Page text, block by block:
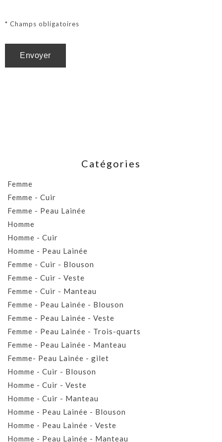
* Champs obligatoires
Catégories
Femme
Femme - Cuir
Femme - Peau Lainée
Homme
Homme - Cuir
Homme - Peau Lainée
Femme - Cuir - Blouson
Femme - Cuir - Veste
Femme - Cuir - Manteau
Femme - Peau Lainée - Blouson
Femme - Peau Lainée - Veste
Femme - Peau Lainée - Trois-quarts
Femme - Peau Lainée - Manteau
Femme- Peau Lainée - gilet
Homme - Cuir - Blouson
Homme - Cuir - Veste
Homme - Cuir - Manteau
Homme - Peau Lainée - Blouson
Homme - Peau Lainée - Veste
Homme - Peau Lainée - Manteau